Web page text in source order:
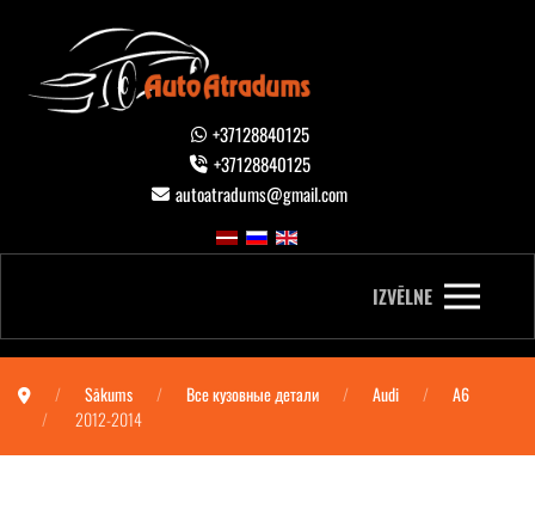
+37128840125
+37128840125
autoatradums@gmail.com
IZVĒLNE
Sākums Все кузовные детали Audi
A6
2012-2014